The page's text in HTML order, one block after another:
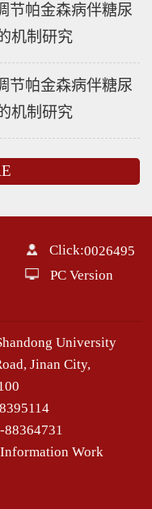
节帕金森病伴糖尿
机制研究
节帕金森病伴糖尿
机制研究
Click:0026495
PC Version
University
Jinan City,
Work